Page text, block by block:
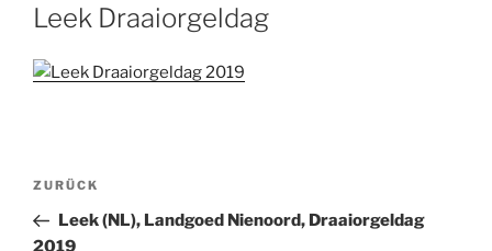
Leek Draaiorgeldag
Beitragsnavigation
Vorheriger
Beitrag
ZURÜCK
Leek (NL), Landgoed Nienoord, Draaiorgeldag
2019